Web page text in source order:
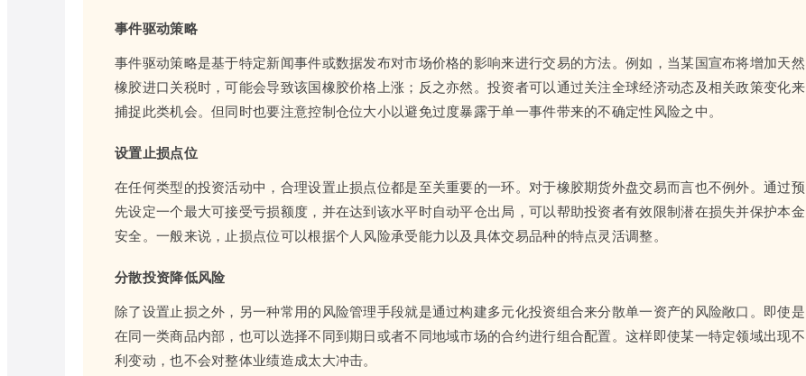
事件驱动策略
事件驱动策略是基于特定新闻事件或数据发布对市场价格的影响来进行交易的方法。例如，当某国宣布将增加天然
橡胶进口关税时，可能会导致该国橡胶价格上涨；反之亦然。投资者可以通过关注全球经济动态及相关政策变化来
捕捉此类机会。但同时也要注意控制仓位大小以避免过度暴露于单一事件带来的不确定性风险之中。
设置止损点位
在任何类型的投资活动中，合理设置止损点位都是至关重要的一环。对于橡胶期货外盘交易而言也不例外。通过预
先设定一个最大可接受亏损额度，并在达到该水平时自动平仓出局，可以帮助投资者有效限制潜在损失并保护本金
安全。一般来说，止损点位可以根据个人风险承受能力以及具体交易品种的特点灵活调整。
分散投资降低风险
除了设置止损之外，另一种常用的风险管理手段就是通过构建多元化投资组合来分散单一资产的风险敞口。即使是
在同一类商品内部，也可以选择不同到期日或者不同地域市场的合约进行组合配置。这样即使某一特定领域出现不
利变动，也不会对整体业绩造成太大冲击。